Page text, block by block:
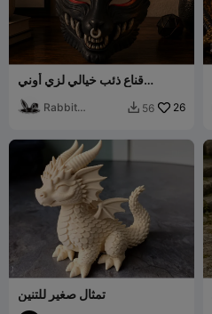
قناع ذئب خيالي لزي أوني
Rabbit
 56 26
تمثال صغير للتنين